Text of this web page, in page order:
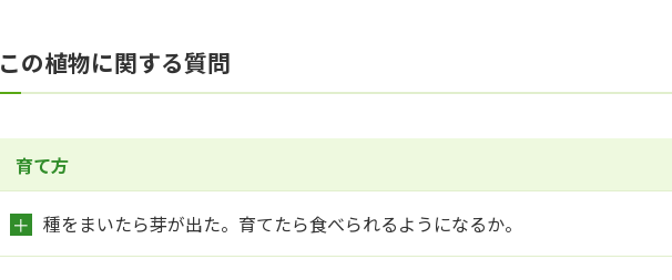
この植物に関する質問
育て方
種をまいたら芽が出た。育てたら食べられるようになるか。